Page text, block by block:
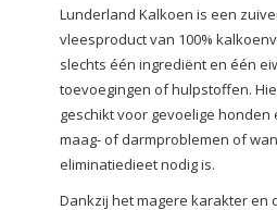
Lunderland Kalkoen is een
vleesproduct van 100%
slechts één ingrediënt en één
toevoegingen of hulpstoffen.
geschikt voor gevoelige honden
maag- of darmproblemen of
eliminatiedieet nodig is.
Dankzij het magere karakter en